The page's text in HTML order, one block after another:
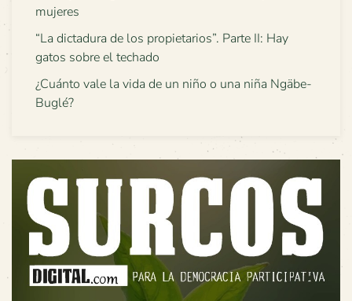
mujeres
“La dictadura de los propietarios”. Parte II: Hay
gatos sobre el techado
¿Cuánto vale la vida de un niño o una niña Ngäbe-
Buglé?